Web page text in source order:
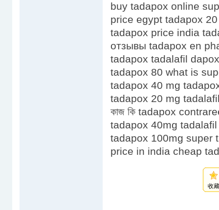
buy tadapox online
price egypt tadapox
tadapox price india
отзывы tadapox en
tadapox tadalafil
tadapox 80 what is
tadapox 40 mg
tadapox 20 mg
কাজ কি tadapox
tadapox 40mg
tadapox 100mg super
price in india cheap
收